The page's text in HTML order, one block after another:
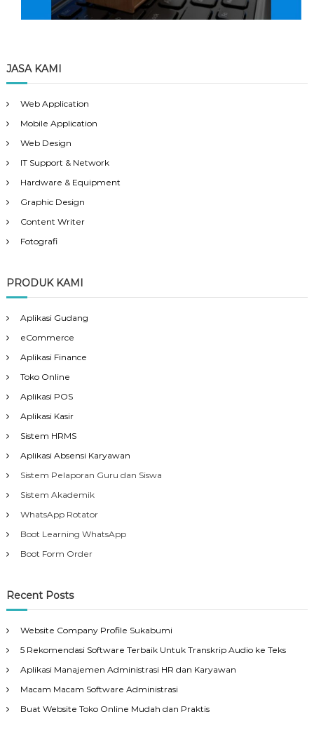
JASA KAMI
Web Application
Mobile Application
Web Design
IT Support & Network
Hardware & Equipment
Graphic Design
Content Writer
Fotografi
PRODUK KAMI
Aplikasi Gudang
eCommerce
Aplikasi Finance
Toko Online
Aplikasi POS
Aplikasi Kasir
Sistem HRMS
Aplikasi Absensi Karyawan
Sistem Pelaporan Guru dan Siswa
Sistem Akademik
WhatsApp Rotator
Boot Learning WhatsApp
Boot Form Order
Recent Posts
Website Company Profile Sukabumi
5 Rekomendasi Software Terbaik Untuk Transkrip Audio ke Teks
Aplikasi Manajemen Administrasi HR dan Karyawan
Macam Macam Software Administrasi
Buat Website Toko Online Mudah dan Praktis